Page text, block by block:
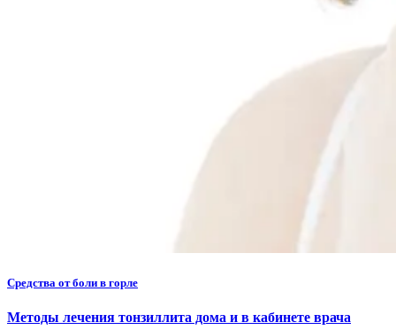
Средства от боли в горле
Методы лечения тонзиллита дома и в кабинете врача